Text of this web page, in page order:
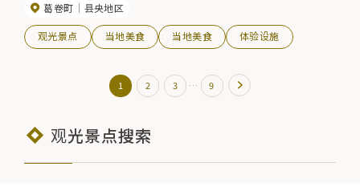
葛卷町 县央地区
观光景点 当地美食 当地美食 体验设施
1 2 3 … 9
观光景点搜索